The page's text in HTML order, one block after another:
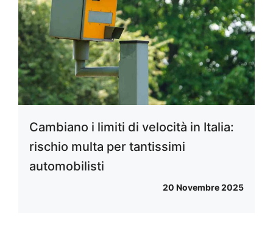
Cambiano i limiti di velocità in Italia:
rischio multa per tantissimi
automobilisti
20 Novembre 2025